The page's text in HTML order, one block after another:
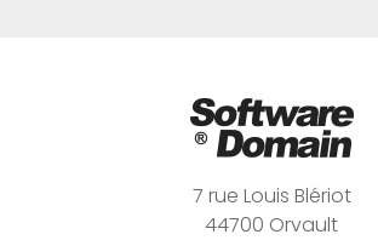
7 rue Louis Blériot
44700 Orvault